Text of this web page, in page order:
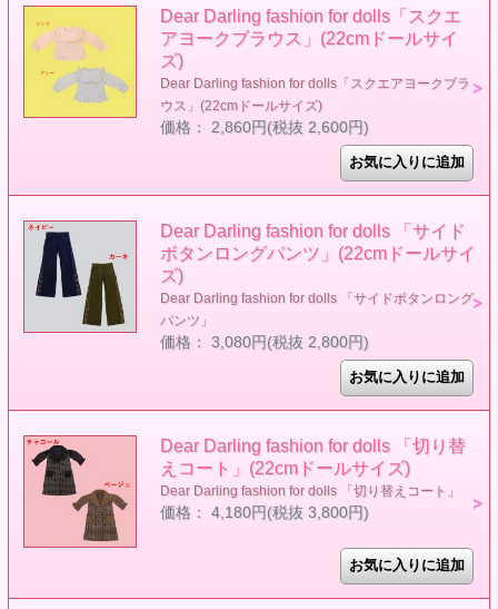
Dear Darling fashion for dolls「スクエ
アヨークブラウス」(22cmドールサイ
ズ)
Dear Darling fashion for dolls「スクエアヨークブラ
ウス」(22cmドールサイズ)
価格： 2,860円(税抜 2,600円)
Dear Darling fashion for dolls 「サイド
ボタンロングパンツ」(22cmドールサイ
ズ)
Dear Darling fashion for dolls 「サイドボタンロング
パンツ」
価格： 3,080円(税抜 2,800円)
Dear Darling fashion for dolls 「切り替
えコート」(22cmドールサイズ)
Dear Darling fashion for dolls 「切り替えコート」
価格： 4,180円(税抜 3,800円)